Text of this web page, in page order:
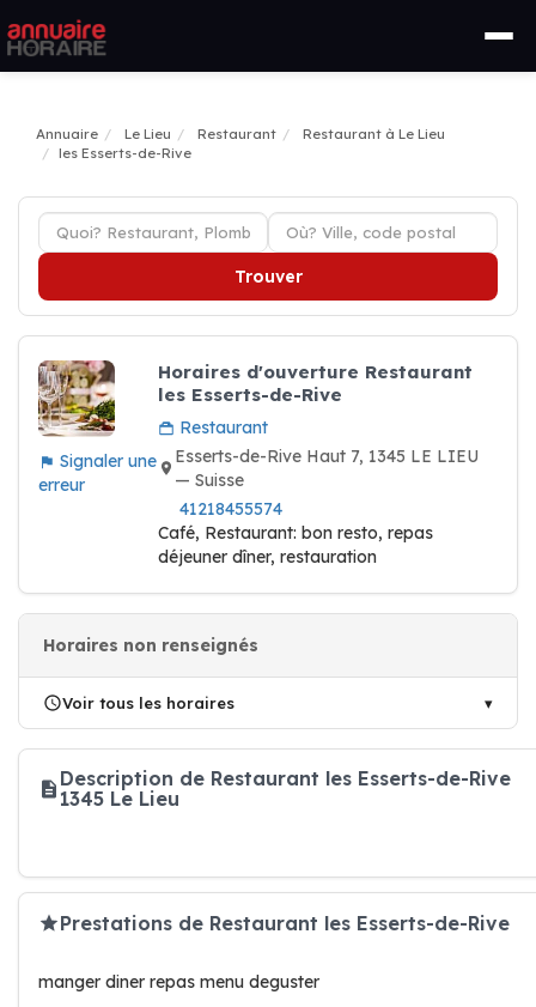
Annuaire Le Lieu Restaurant
Restaurant à Le Lieu
les Esserts-de-Rive
Trouver
Signaler une
erreur
Horaires d'ouverture Restaurant
les Esserts-de-Rive
Restaurant
Esserts-de-Rive Haut 7, 1345 LE LIEU
— Suisse
41218455574
Café, Restaurant: bon resto, repas
déjeuner dîner, restauration
Horaires non renseignés
Voir tous les horaires
Description de Restaurant les Esserts-de-Rive
1345 Le Lieu
Prestations de Restaurant les Esserts-de-Rive
manger diner repas menu deguster